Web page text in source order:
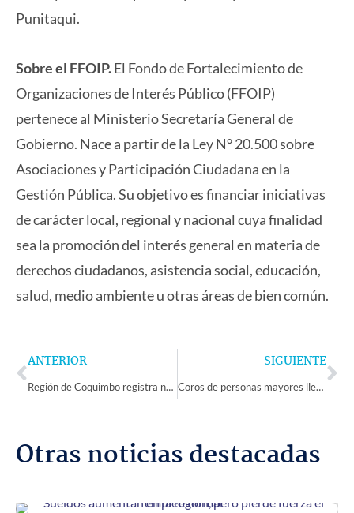
Punitaqui.
Sobre el FFOIP.El Fondo de Fortalecimiento de
Organizaciones de Interés Público (FFOIP)
pertenece al Ministerio Secretaría General de
Gobierno. Nace a partir de la Ley N° 20.500 sobre
Asociaciones y Participación Ciudadana en la
Gestión Pública. Su objetivo es financiar iniciativas
de carácter local, regional y nacional cuya finalidad
sea la promoción del interés general en materia de
derechos ciudadanos, asistencia social, educación,
salud, medio ambiente u otras áreas de bien común.
Prev
ANTERIOR
Región de Coquimbo registra nuevo aumento del empleo y reducción de la desocupación en el trimestre julio–septiembre 2025
SIGUIENTE
Coros de personas mayores llevaron la alegría de la música a Río Hurtado en el primer encuentro realizado en la región
Otras noticias destacadas